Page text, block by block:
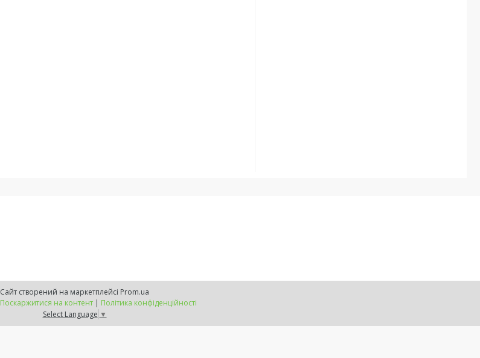
Сайт створений на маркетплейсі Prom.ua
Поскаржитися на контент | Політика конфіденційності
Select Language ▼